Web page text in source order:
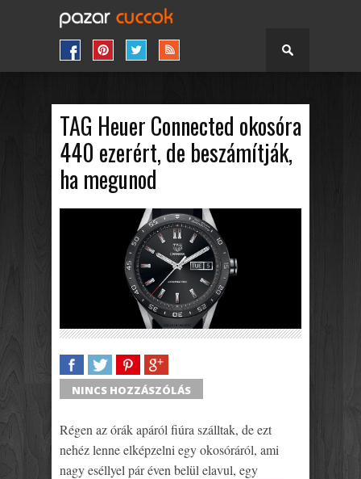
TAG Heuer Connected okosóra
440 ezerért, de beszámítják,
ha megunod
SHARETWEETSHARESHARE
NINCS HOZZÁSZÓLÁS
Régen az órák apáról fiúra szálltak, de ezt
nehéz lenne elképzelni egy okosóráról, ami
nagy eséllyel pár éven belül elavul, egy